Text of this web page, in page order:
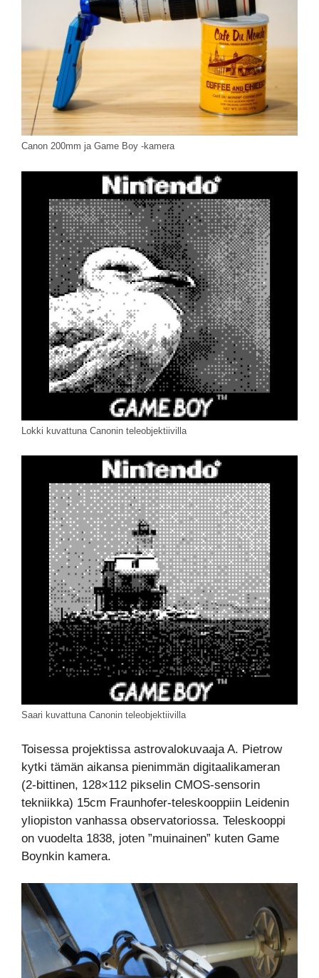
Canon 200mm ja Game Boy -kamera
Lokki kuvattuna Canonin teleobjektiivilla
Saari kuvattuna Canonin teleobjektiivilla
Toisessa projektissa astrovalokuvaaja A. Pietrow
kytki tämän aikansa pienimmän digitaalikameran
(2-bittinen, 128×112 pikselin CMOS-sensorin
tekniikka) 15cm Fraunhofer-teleskooppiin Leidenin
yliopiston vanhassa observatoriossa. Teleskooppi
on vuodelta 1838, joten ”muinainen” kuten Game
Boynkin kamera.